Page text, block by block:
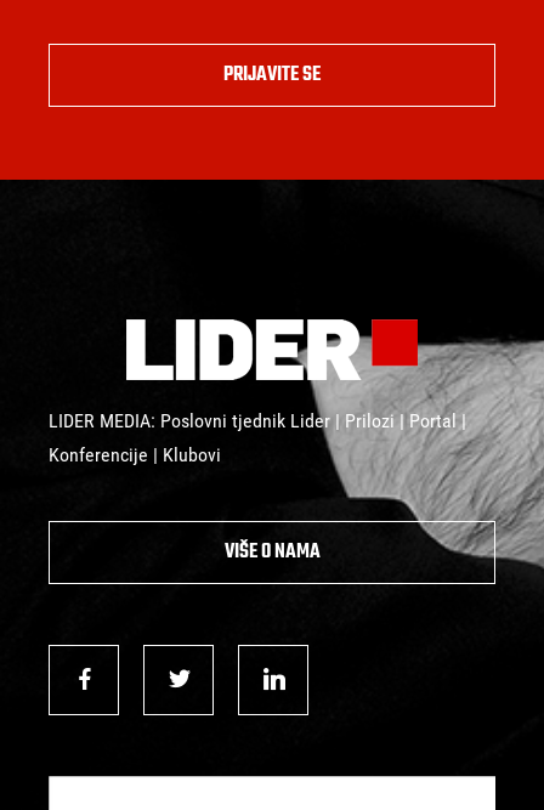
PRIJAVITE SE
LIDER MEDIA: Poslovni tjednik Lider | Prilozi | Portal |
Konferencije | Klubovi
VIŠE O NAMA